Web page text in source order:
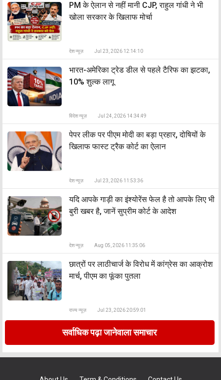
PM के ऐलान से नहीं मानी CJP, राहुल गांधी ने भी
खोला सरकार के खिलाफ मोर्चा
देश न्यूज़ Jul 23, 2026 12:14:10
भारत-अमेरिका ट्रेड डील से पहले टैरिफ का झटका,
10% शुल्क लागू
विदेश न्यूज़ Jul 24, 2026 14:34:49
पेपर लीक पर पीएम मोदी का बड़ा प्रहार, दोषियों के
खिलाफ फास्ट ट्रैक कोर्ट का ऐलान
देश न्यूज़ Jul 23, 2026 11:53:36
यदि आपके गाड़ी का इंश्योरेंस फेल है तो आपके लिए भी
बुरी खबर है, जानें सुप्रीम कोर्ट के आदेश
देश न्यूज़ Aug 05, 2026 11:35:06
छात्रों पर लाठीचार्ज के विरोध में कांग्रेस का आक्रोश
मार्च, पीएम का फूंका पुतला
राज्य न्यूज़ Jul 23, 2026 20:59:01
सर्वाधिक पढ़ा जानेवाला समाचार